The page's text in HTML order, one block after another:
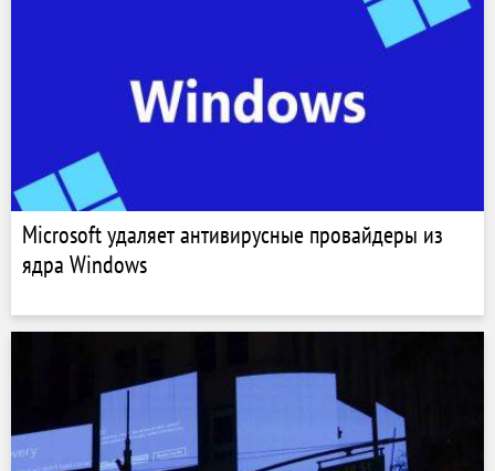
Microsoft удаляет антивирусные провайдеры из
ядра Windows